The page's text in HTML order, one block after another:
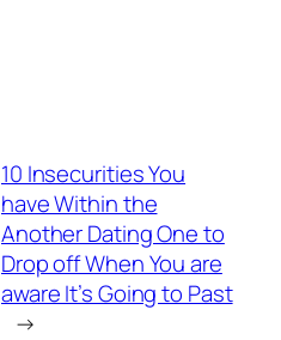
10 Insecurities You
have Within the
Another Dating One to
Drop off When You are
aware It’s Going to Past
→